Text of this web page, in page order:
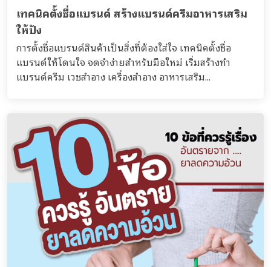
เทคนิคตั้งชื่อแบรนด์ สร้างแบรนด์ครีมอาหารเสริม
ให้ปัง
การตั้งชื่อแบรนด์สินค้าเป็นสิ่งที่ต้องใส่ใจ เทคนิคตั้งชื่อ
แบรนด์ให้โดนใจ จดจำง่ายสำหรับมือใหม่ เริ่มสร้างทำ
แบรนด์ครีม เวชสำอาง เครื่องสำอาง อาหารเสริม...